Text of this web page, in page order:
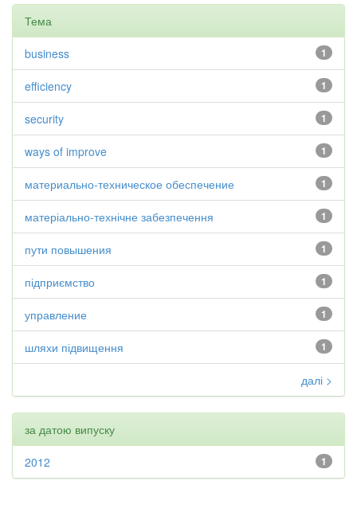
Тема
1
business
1
efficiency
1
security
1
ways of improve
1
материально-техническое обеспечение
1
матеріально-технічне забезпечення
1
пути повышения
1
підприємство
1
управление
1
шляхи підвищення
далі >
за датою випуску
1
2012